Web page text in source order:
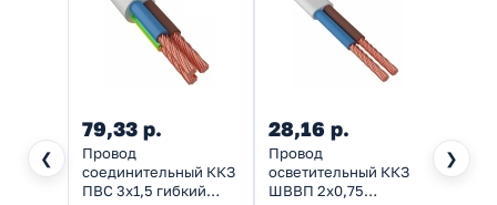
❮ ❯
79,33 р.
Провод
соединительный ККЗ
ПВС 3х1,5 гибкий
28,16 р.
Провод
осветительный ККЗ
ШВВП 2х0,75